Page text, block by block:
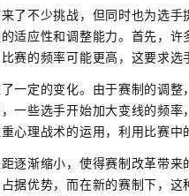
了不少挑战，但同时也为选
适应性和调整能力。首先，
赛的频率可能更高，这要求选
一定的变化。由于赛制的调
一些选手开始加大变线的频
心理战术的运用，利用比赛中
逐渐缩小，使得赛制改革带
据优势，而在新的赛制下，